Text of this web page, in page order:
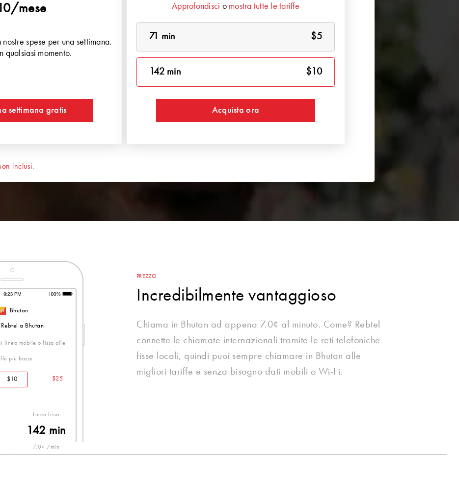
mese
spese per una settimana.
qualsiasi momento.
settimana gratis
Approfondisci o mostra tutte le tariffe
71 min $5
142 min $10
Acquista ora
inclusi.
PREZZO
Incredibilmente vantaggioso
Chiama in Bhutan ad appena 7.0¢ al minuto. Come? Rebtel
connette le chiamate internazionali tramite le reti telefoniche
fisse locali, quindi puoi sempre chiamare in Bhutan alle
migliori tariffe e senza bisogno dati mobili o Wi-Fi.
Bhutan
a Bhutan
linea mobile o fissa alle
più basse
$10 $25
Linea fissa
142 min
7.0¢ /min